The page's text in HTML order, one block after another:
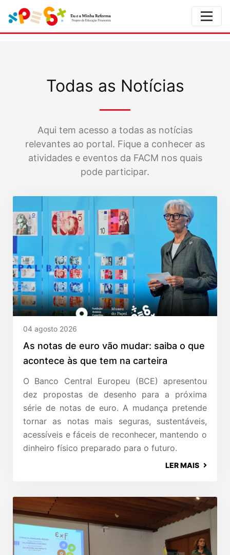
Todas as Notícias
Aqui tem acesso a todas as notícias
relevantes ao portal. Fique a conhecer as
atividades e eventos da FACM nos quais
pode participar.
04 agosto 2026
As notas de euro vão mudar: saiba o que
acontece às que tem na carteira
O Banco Central Europeu (BCE) apresentou
dez propostas de desenho para a próxima
série de notas de euro. A mudança pretende
tornar as notas mais seguras, sustentáveis,
acessíveis e fáceis de reconhecer, mantendo o
dinheiro físico preparado para o futuro.
LER MAIS